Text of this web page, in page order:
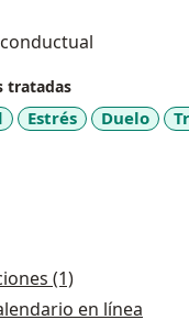
tratadas
Estrés Duelo
(1)
en línea